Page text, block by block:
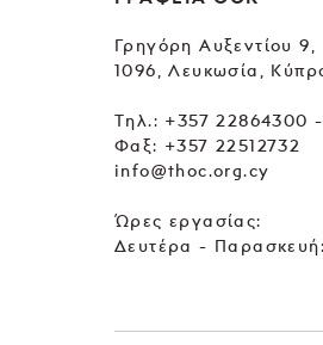
Γρηγόρη Αυξεντίου 9,
1096, Λευκωσία,
Tηλ.: +357 22864300 -
Φαξ: +357 22512732
info@thoc.org.cy
Ώρες εργασίας:
Δευτέρα -